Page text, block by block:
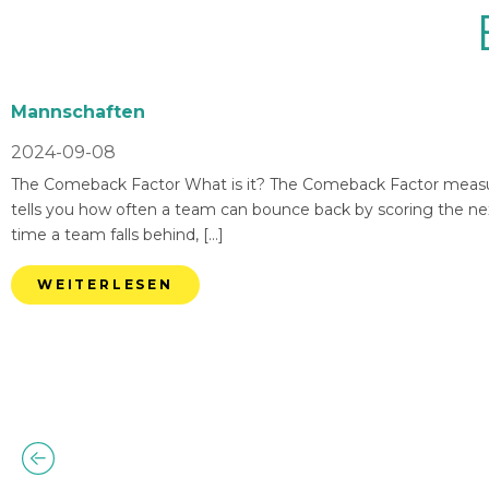
Mannschaften
2024-09-08
The Comeback Factor What is it? The Comeback Factor
tells you how often a team can bounce back by scoring the
time a team falls behind, […]
WEITERLESEN